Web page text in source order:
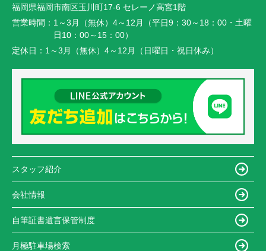
福岡県福岡市南区玉川町17-6 セレーノ高宮1階
営業時間： 1～3月（無休）4～12月（平日9：30～18：00・土曜
日10：00～15：00）
定休日： 1～3月（無休）4～12月（日曜日・祝日休み）
スタッフ紹介
会社情報
自筆証書遺言保管制度
月極駐車場検索